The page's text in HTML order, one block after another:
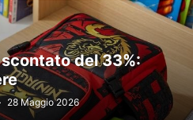
del 33%:
28 Maggio 2026